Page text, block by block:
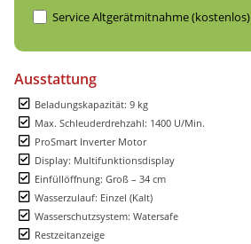
Service Altgerätmitnahme (kostenlos)
Ausstattung
Beladungskapazität: 9 kg
Max. Schleuderdrehzahl: 1400 U/Min.
ProSmart Inverter Motor
Display: Multifunktionsdisplay
Einfüllöffnung: Groß – 34 cm
Wasserzulauf: Einzel (Kalt)
Wasserschutzsystem: Watersafe
Restzeitanzeige